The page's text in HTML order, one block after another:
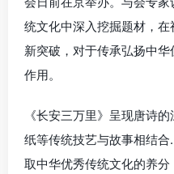
统文化中深入挖掘题材，
新突破，对于传承弘扬中
作用。
《长安三万里》呈现唐诗
纸等传统技艺与故事相结
取中华优秀传统文化的养